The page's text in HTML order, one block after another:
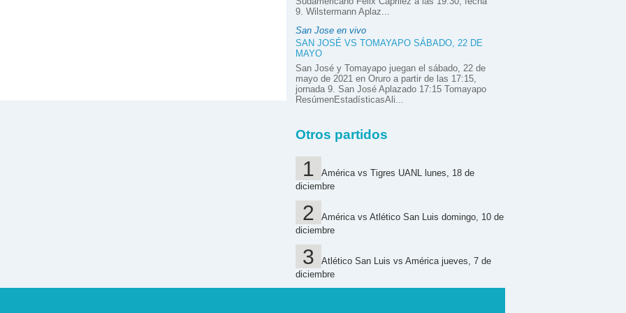
9. Wilstermann Aplaz...
San Jose en vivo
SAN JOSÉ VS TOMAYAPO SÁBADO, 22 DE
MAYO
San José y Tomayapo juegan el sábado, 22 de
mayo de 2021 en Oruro a partir de las 17:15,
jornada 9. San José Aplazado 17:15 Tomayapo
ResúmenEstadísticasAli...
Otros partidos
América vs Tigres UANL lunes, 18 de
diciembre
América vs Atlético San Luis domingo, 10 de
diciembre
Atlético San Luis vs América jueves, 7 de
diciembre